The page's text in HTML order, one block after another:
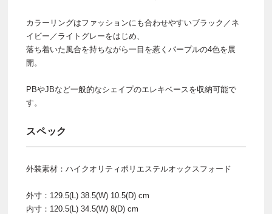
カラーリングはファッションにも合わせやすいブラック／ネ
イビー／ライトグレーをはじめ、
落ち着いた風合を持ちながら一目を惹くパープルの4色を展
開。
PBやJBなど一般的なシェイプのエレキベースを収納可能で
す。
スペック
外装素材：ハイクオリティポリエステルオックスフォード
外寸：129.5(L) 38.5(W) 10.5(D) cm
内寸：120.5(L) 34.5(W) 8(D) cm